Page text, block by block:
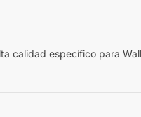
calidad específico para